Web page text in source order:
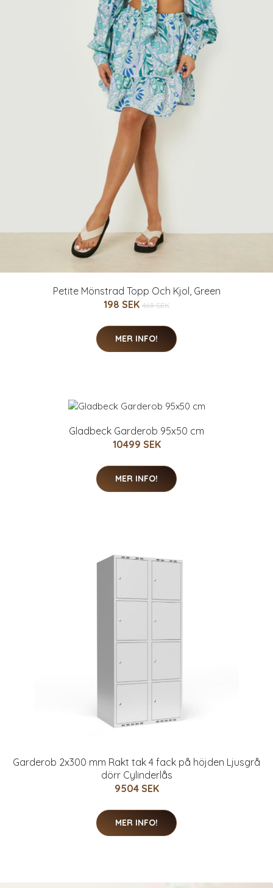
Petite Mönstrad Topp Och Kjol, Green
198 SEK 468 SEK
MER INFO!
Gladbeck Garderob 95x50 cm
10499 SEK
MER INFO!
Garderob 2x300 mm Rakt tak 4 fack på höjden Ljusgrå
dörr Cylinderlås
9504 SEK
MER INFO!